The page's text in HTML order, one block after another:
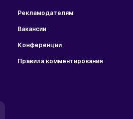
Рекламодателям
Вакансии
Конференции
Правила комментирования